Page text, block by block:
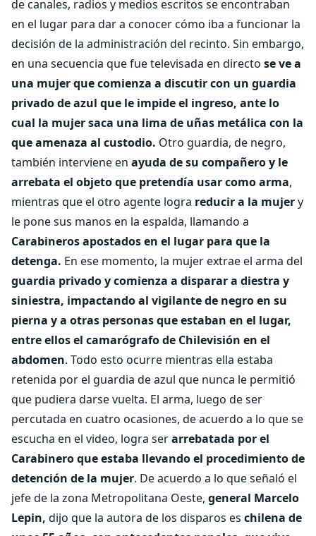
de canales, radios y medios escritos se encontraban
en el lugar para dar a conocer cómo iba a funcionar la
decisión de la administración del recinto. Sin embargo,
en una secuencia que fue televisada en directo se ve a
una mujer que comienza a discutir con un guardia
privado de azul que le impide el ingreso, ante lo
cual la mujer saca una lima de uñas metálica con la
que amenaza al custodio. Otro guardia, de negro,
también interviene en ayuda de su compañero y le
arrebata el objeto que pretendía usar como arma,
mientras que el otro agente logra reducir a la mujery
le pone sus manos en la espalda, llamando a
Carabineros apostados en el lugar para que la
detenga. En ese momento, la mujer extrae el arma del
guardia privado y comienza a disparar a diestra y
siniestra, impactando al vigilante de negro en su
pierna y a otras personas que estaban en el lugar,
entre ellos el camarógrafo de Chilevisión en el
abdomen. Todo esto ocurre mientras ella estaba
retenida por el guardia de azul que nunca le permitió
que pudiera darse vuelta. El arma, luego de ser
percutada en cuatro ocasiones, de acuerdo a lo que se
escucha en el video, logra serarrebatada por el
Carabinero que estaba llevando el procedimiento de
detención de la mujer. De acuerdo a lo que señaló el
jefe de la zona Metropolitana Oeste, general Marcelo
Lepin, dijo que la autora de los disparos es chilena de